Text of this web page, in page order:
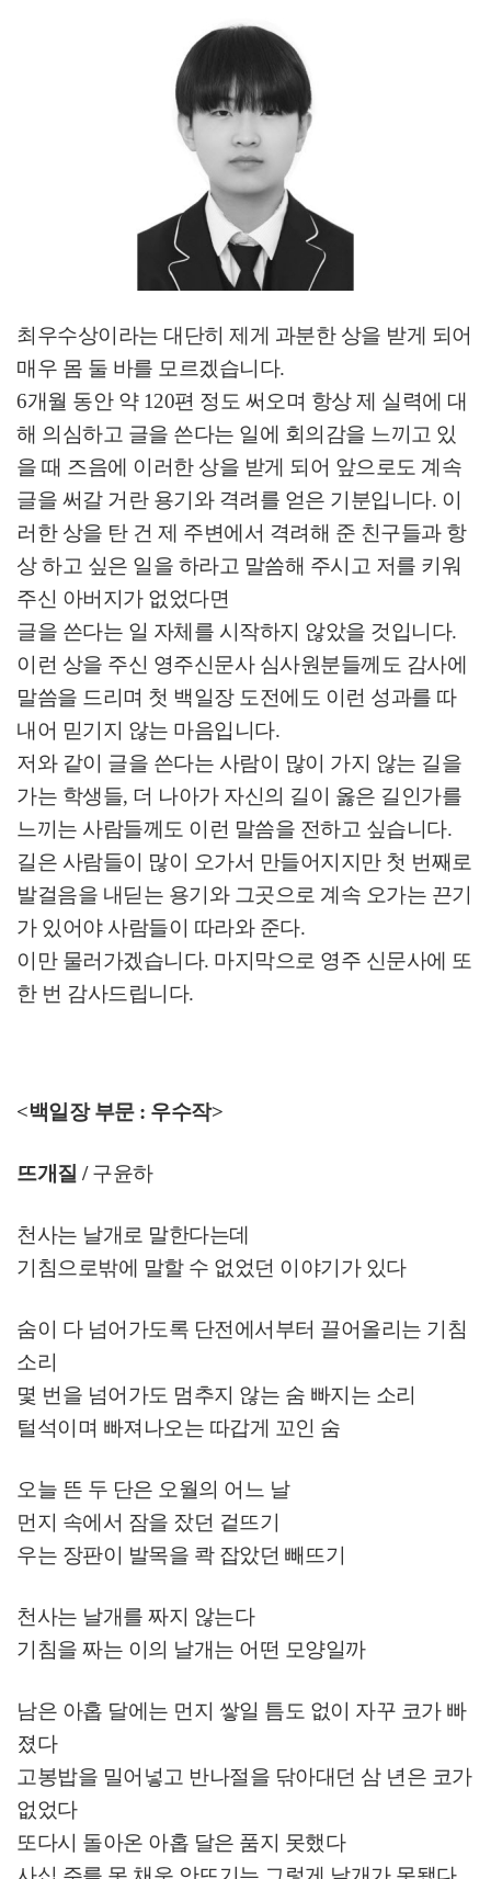
최우수상이라는 대단히 제게 과분한 상을 받게 되어
매우 몸 둘 바를 모르겠습니다.
6개월 동안 약 120편 정도 써오며 항상 제 실력에 대
해 의심하고 글을 쓴다는 일에 회의감을 느끼고 있
을 때 즈음에 이러한 상을 받게 되어 앞으로도 계속
글을 써갈 거란 용기와 격려를 얻은 기분입니다. 이
러한 상을 탄 건 제 주변에서 격려해 준 친구들과 항
상 하고 싶은 일을 하라고 말씀해 주시고 저를 키워
주신 아버지가 없었다면
글을 쓴다는 일 자체를 시작하지 않았을 것입니다.
이런 상을 주신 영주신문사 심사원분들께도 감사에
말씀을 드리며 첫 백일장 도전에도 이런 성과를 따
내어 믿기지 않는 마음입니다.
저와 같이 글을 쓴다는 사람이 많이 가지 않는 길을
가는 학생들, 더 나아가 자신의 길이 옳은 길인가를
느끼는 사람들께도 이런 말씀을 전하고 싶습니다.
길은 사람들이 많이 오가서 만들어지지만 첫 번째로
발걸음을 내딛는 용기와 그곳으로 계속 오가는 끈기
가 있어야 사람들이 따라와 준다.
이만 물러가겠습니다. 마지막으로 영주 신문사에 또
한 번 감사드립니다.
<백일장 부문 : 우수작>
뜨개질 /구윤하
천사는 날개로 말한다는데
기침으로밖에 말할 수 없었던 이야기가 있다
숨이 다 넘어가도록 단전에서부터 끌어올리는 기침
소리
몇 번을 넘어가도 멈추지 않는 숨 빠지는 소리
털석이며 빠져나오는 따갑게 꼬인 숨
오늘 뜬 두 단은 오월의 어느 날
먼지 속에서 잠을 잤던 겉뜨기
우는 장판이 발목을 콱 잡았던 빼뜨기
천사는 날개를 짜지 않는다
기침을 짜는 이의 날개는 어떤 모양일까
남은 아홉 달에는 먼지 쌓일 틈도 없이 자꾸 코가 빠
졌다
고봉밥을 밀어넣고 반나절을 닦아대던 삼 년은 코가
없었다
또다시 돌아온 아홉 달은 품지 못했다